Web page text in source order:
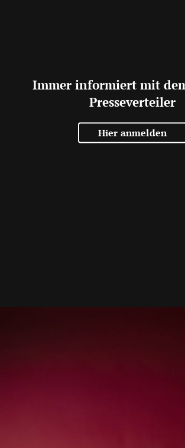
Immer informiert mit
Presseverteiler
Hier anmelden